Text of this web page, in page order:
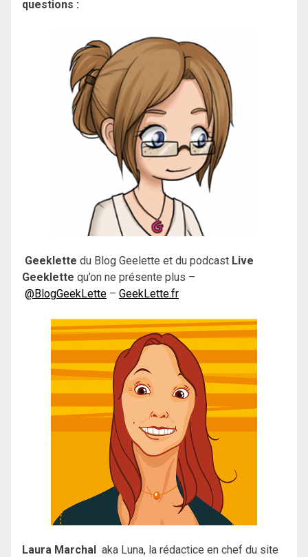
questions :
Geeklette du Blog Geelette et du podcast Live
Geeklette qu’on ne présente plus –
@BlogGeekLette – GeekLette.fr
Laura Marchal aka Luna, la rédactice en chef du site